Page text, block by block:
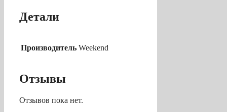
Детали
Производитель Weekend
Отзывы
Отзывов пока нет.